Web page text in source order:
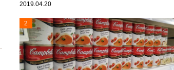
2019.04.20
2